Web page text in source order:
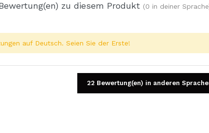
zu diesem Produkt (0 in deiner
auf Deutsch. Seien Sie der Erste!
22 Bewertung(en) in anderen